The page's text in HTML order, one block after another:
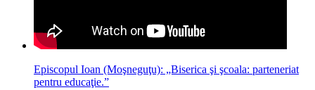
Episcopul Ioan (Moşneguţu): „Biserica şi şcoala: parteneriat
pentru educaţie.”